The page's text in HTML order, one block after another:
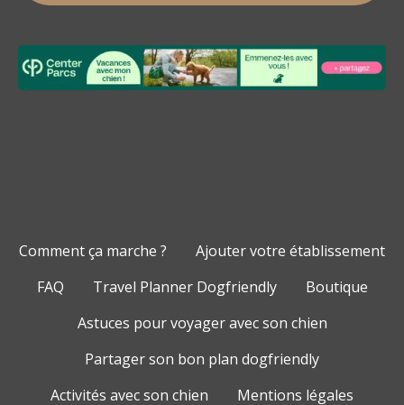
Comment ça marche ?
Ajouter votre établissement
FAQ
Travel Planner Dogfriendly
Boutique
Astuces pour voyager avec son chien
Partager son bon plan dogfriendly
Activités avec son chien
Mentions légales